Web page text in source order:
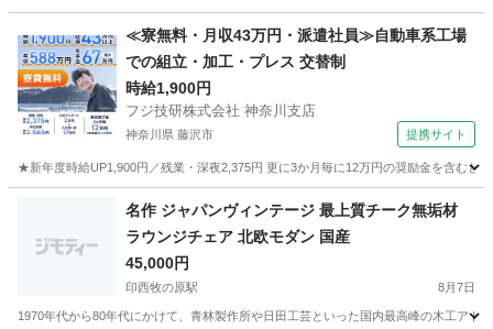
印西牧の原駅 ソファ ダイニング
≪寮無料・月収43万円・派遣社員≫自動車系工場
での組立・加工・プレス 交替制
時給1,900円
フジ技研株式会社 神奈川支店
神奈川県 藤沢市 提携サイト
★新年度時給UP1,900円／残業・深夜2,375円 更に3か月毎に12万円の奨励金を含む
その他
名作 ジャパンヴィンテージ 最上質チーク無垢材
ラウンジチェア 北欧モダン 国産
45,000円
印西牧の原駅 8月7日
1970年代から80年代にかけて、青林製作所や日田工芸といった国内最高峰の木工ア